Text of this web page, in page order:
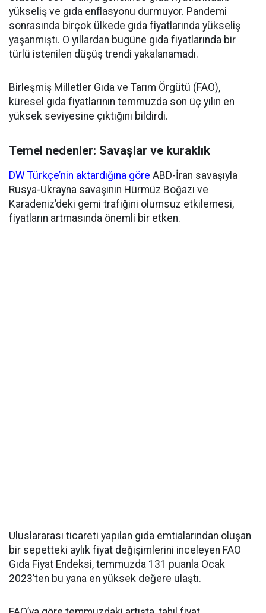
yükseliş ve gıda enflasyonu durmuyor. Pandemi
sonrasında birçok ülkede gıda fiyatlarında yükseliş
yaşanmıştı. O yıllardan bugüne gıda fiyatlarında bir
türlü istenilen düşüş trendi yakalanamadı.
Birleşmiş Milletler Gıda ve Tarım Örgütü (FAO),
küresel gıda fiyatlarının temmuzda son üç yılın en
yüksek seviyesine çıktığını bildirdi.
Temel nedenler: Savaşlar ve kuraklık
DW Türkçe’nin aktardığına göre ABD-İran savaşıyla
Rusya-Ukrayna savaşının Hürmüz Boğazı ve
Karadeniz’deki gemi trafiğini olumsuz etkilemesi,
fiyatların artmasında önemli bir etken.
Uluslararası ticareti yapılan gıda emtialarından oluşan
bir sepetteki aylık fiyat değişimlerini inceleyen FAO
Gıda Fiyat Endeksi, temmuzda 131 puanla Ocak
2023’ten bu yana en yüksek değere ulaştı.